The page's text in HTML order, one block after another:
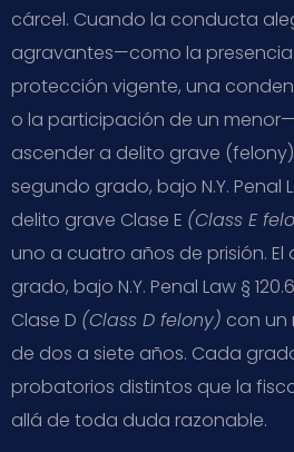
cárcel. Cuando la conducta
agravantes—como la
protección vigente, una
o la participación de un
ascender a delito grave (felony)
segundo grado, bajo N.Y. Penal
delito grave Clase E (Class E
uno a cuatro años de prisión.
grado, bajo N.Y. Penal Law §
Clase D (Class D felony) con un
de dos a siete años. Cada
probatorios distintos que la
allá de toda duda razonable.